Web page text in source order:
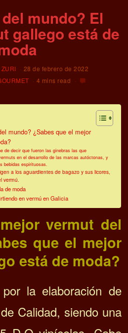
mundo? El
gallego está de
28 de febrero de 2022
4 mins read
mundo? ¿Sabes que el mejor
de decir que fueron las ginebras las que
en el desarrollo de las marcas autóctonas, y
bebidas espirituosas.
a los aguardientes de bagazo y sus licores,
vermú.
de moda
en vermú en Galicia
vermut del
que el mejor
está de moda?
la elaboración de
Calidad, siendo una